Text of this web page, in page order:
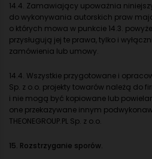
14.4. Zamawiający upoważnia
do wykonywania autorskich praw
o których mowa w punkcie 14.3.
przysługują jej te prawa, tylko i
zamówienia lub umowy.
14.4. Wszystkie przygotowane i
Sp. z o.o. projekty towarów należą do
i nie mogą być kopiowane lub
one przekazywane innym
THEONEGROUP.PL Sp. z o.o.
15. Rozstrzyganie sporów.